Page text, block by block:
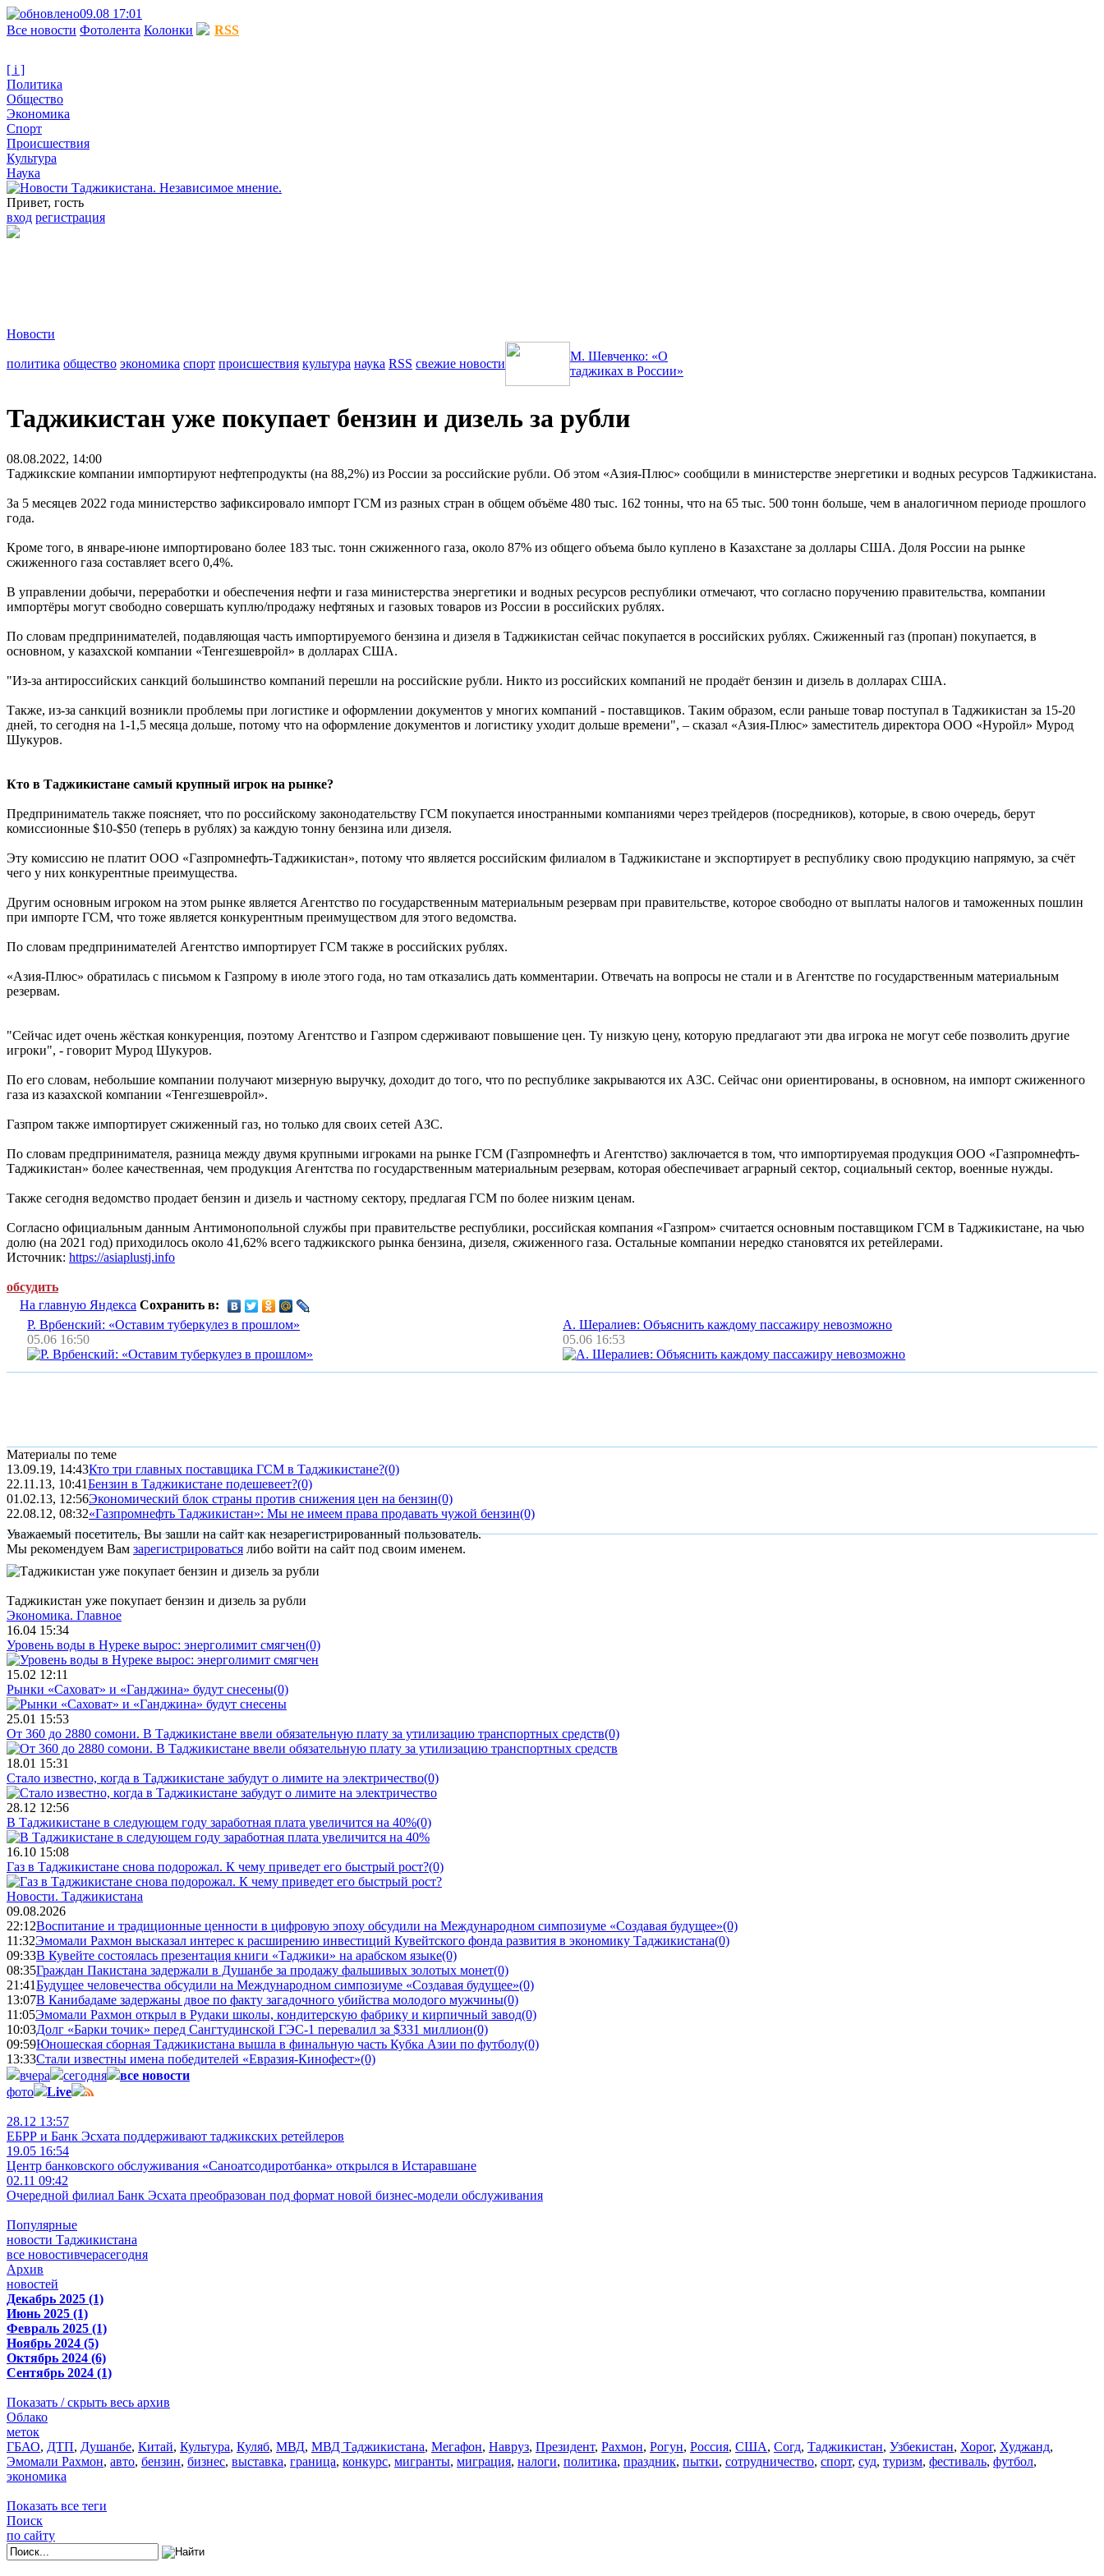
09.08 17:01
Все новости Фотолента Колонки RSS
[ i ]
Политика
Общество
Экономика
Спорт
Происшествия
Культура
Наука
Привет, гость
вход регистрация
Новости
политика общество экономика спорт происшествия культура наука RSS свежие новости
М. Шевченко: «О
таджиках в России»
Таджикистан уже покупает бензин и дизель за рубли
08.08.2022, 14:00
Таджикские компании импортируют нефтепродукты (на 88,2%) из России за российские рубли. Об этом «Азия-Плюс» сообщили в министерстве энергетики и водных ресурсов Таджикистана.
За 5 месяцев 2022 года министерство зафиксировало импорт ГСМ из разных стран в общем объёме 480 тыс. 162 тонны, что на 65 тыс. 500 тонн больше, чем в аналогичном периоде прошлого
года.
Кроме того, в январе-июне импортировано более 183 тыс. тонн сжиженного газа, около 87% из общего объема было куплено в Казахстане за доллары США. Доля России на рынке
сжиженного газа составляет всего 0,4%.
В управлении добычи, переработки и обеспечения нефти и газа министерства энергетики и водных ресурсов республики отмечают, что согласно поручению правительства, компании
импортёры могут свободно совершать куплю/продажу нефтяных и газовых товаров из России в российских рублях.
По словам предпринимателей, подавляющая часть импортируемого бензина и дизеля в Таджикистан сейчас покупается в российских рублях. Сжиженный газ (пропан) покупается, в
основном, у казахской компании «Тенгезшевройл» в долларах США.
"Из-за антироссийских санкций большинство компаний перешли на российские рубли. Никто из российских компаний не продаёт бензин и дизель в долларах США.
Также, из-за санкций возникли проблемы при логистике и оформлении документов у многих компаний - поставщиков. Таким образом, если раньше товар поступал в Таджикистан за 15-20
дней, то сегодня на 1-1,5 месяца дольше, потому что на оформление документов и логистику уходит дольше времени", – сказал «Азия-Плюс» заместитель директора ООО «Нуройл» Мурод
Шукуров.
Кто в Таджикистане самый крупный игрок на рынке?
Предприниматель также поясняет, что по российскому законодательству ГСМ покупается иностранными компаниями через трейдеров (посредников), которые, в свою очередь, берут
комиссионные $10-$50 (теперь в рублях) за каждую тонну бензина или дизеля.
Эту комиссию не платит ООО «Газпромнефть-Таджикистан», потому что является российским филиалом в Таджикистане и экспортирует в республику свою продукцию напрямую, за счёт
чего у них конкурентные преимущества.
Другим основным игроком на этом рынке является Агентство по государственным материальным резервам при правительстве, которое свободно от выплаты налогов и таможенных пошлин
при импорте ГСМ, что тоже является конкурентным преимуществом для этого ведомства.
По словам предпринимателей Агентство импортирует ГСМ также в российских рублях.
«Азия-Плюс» обратилась с письмом к Газпрому в июле этого года, но там отказались дать комментарии. Отвечать на вопросы не стали и в Агентстве по государственным материальным
резервам.
"Сейчас идет очень жёсткая конкуренция, поэтому Агентство и Газпром сдерживают повышение цен. Ту низкую цену, которую предлагают эти два игрока не могут себе позволить другие
игроки", - говорит Мурод Шукуров.
По его словам, небольшие компании получают мизерную выручку, доходит до того, что по республике закрываются их АЗС. Сейчас они ориентированы, в основном, на импорт сжиженного
газа из казахской компании «Тенгезшевройл».
Газпром также импортирует сжиженный газ, но только для своих сетей АЗС.
По словам предпринимателя, разница между двумя крупными игроками на рынке ГСМ (Газпромнефть и Агентство) заключается в том, что импортируемая продукция ООО «Газпромнефть-
Таджикистан» более качественная, чем продукция Агентства по государственным материальным резервам, которая обеспечивает аграрный сектор, социальный сектор, военные нужды.
Также сегодня ведомство продает бензин и дизель и частному сектору, предлагая ГСМ по более низким ценам.
Согласно официальным данным Антимонопольной службы при правительстве республики, российская компания «Газпром» считается основным поставщиком ГСМ в Таджикистане, на чью
долю (на 2021 год) приходилось около 41,62% всего таджикского рынка бензина, дизеля, сжиженного газа. Остальные компании нередко становятся их ретейлерами.
Источник: https://asiaplustj.info
обсудить
На главную Яндекса Сохранить в:
Р. Врбенский: «Оставим туберкулез в прошлом»
05.06 16:50
А. Шералиев: Объяснить каждому пассажиру невозможно
05.06 16:53
Материалы по теме
13.09.19, 14:43Кто три главных поставщика ГСМ в Таджикистане?(0)
22.11.13, 10:41Бензин в Таджикистане подешевеет?(0)
01.02.13, 12:56Экономический блок страны против снижения цен на бензин(0)
22.08.12, 08:32«Газпромнефть Таджикистан»: Мы не имеем права продавать чужой бензин(0)
Уважаемый посетитель, Вы зашли на сайт как незарегистрированный пользователь.
Мы рекомендуем Вам зарегистрироваться либо войти на сайт под своим именем.
Таджикистан уже покупает бензин и дизель за рубли
Экономика. Главное
16.04 15:34
Уровень воды в Нуреке вырос: энерголимит смягчен(0)
15.02 12:11
Рынки «Саховат» и «Ганджина» будут снесены(0)
25.01 15:53
От 360 до 2880 сомони. В Таджикистане ввели обязательную плату за утилизацию транспортных средств(0)
18.01 15:31
Стало известно, когда в Таджикистане забудут о лимите на электричество(0)
28.12 12:56
В Таджикистане в следующем году заработная плата увеличится на 40%(0)
16.10 15:08
Газ в Таджикистане снова подорожал. К чему приведет его быстрый рост?(0)
Новости. Таджикистана
09.08.2026
22:12Воспитание и традиционные ценности в цифровую эпоху обсудили на Международном симпозиуме «Создавая будущее»(0)
11:32Эмомали Рахмон высказал интерес к расширению инвестиций Кувейтского фонда развития в экономику Таджикистана(0)
09:33В Кувейте состоялась презентация книги «Таджики» на арабском языке(0)
08:35Граждан Пакистана задержали в Душанбе за продажу фальшивых золотых монет(0)
21:41Будущее человечества обсудили на Международном симпозиуме «Создавая будущее»(0)
13:07В Канибадаме задержаны двое по факту загадочного убийства молодого мужчины(0)
11:05Эмомали Рахмон открыл в Рудаки школы, кондитерскую фабрику и кирпичный завод(0)
10:03Долг «Барки точик» перед Сангтудинской ГЭС-1 перевалил за $331 миллион(0)
09:59Юношеская сборная Таджикистана вышла в финальную часть Кубка Азии по футболу(0)
13:33Стали известны имена победителей «Евразия-Кинофест»(0)
вчера
сегодня
все новости
фото
Live
28.12 13:57
ЕБРР и Банк Эсхата поддерживают таджикских ретейлеров
19.05 16:54
Центр банковского обслуживания «Саноатсодиротбанка» открылся в Истаравшане
02.11 09:42
Очередной филиал Банк Эсхата преобразован под формат новой бизнес-модели обслуживания
Популярные
новости Таджикистана
все новостивчерасегодня
Архив
новостей
Декабрь 2025 (1)
Июнь 2025 (1)
Февраль 2025 (1)
Ноябрь 2024 (5)
Октябрь 2024 (6)
Сентябрь 2024 (1)
Показать / скрыть весь архив
Облако
меток
ГБАО, ДТП, Душанбе, Китай, Культура, Куляб, МВД, МВД Таджикистана, Мегафон, Навруз, Президент, Рахмон, Рогун, Россия, США, Согд, Таджикистан, Узбекистан, Хорог, Худжанд,
Эмомали Рахмон, авто, бензин, бизнес, выставка, граница, конкурс, мигранты, миграция, налоги, политика, праздник, пытки, сотрудничество, спорт, суд, туризм, фестиваль, футбол,
экономика
Показать все теги
Поиск
по сайту